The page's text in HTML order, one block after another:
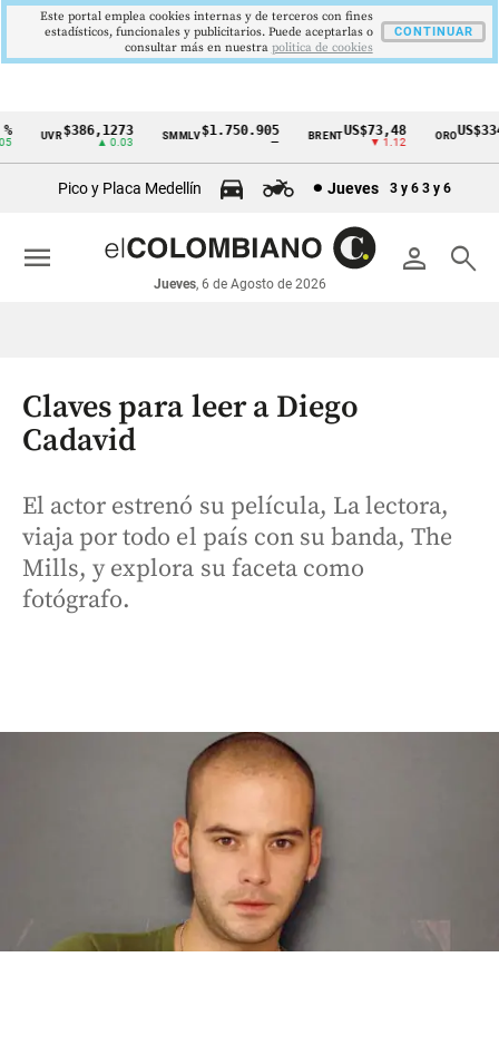
Cintillo
económicos
Colombia
UVR$386,1273
▲ 0.03
SMMLV$1.750.905 BRENTUS$73,48
▼ 1.12
ORO
Pico y Placa Medellín Jueves 3 y 6 3 y 6
person search
Jueves, 6 de Agosto de 2026
menu
Claves para leer a Diego
Cadavid
El actor estrenó su película, La lectora,
viaja por todo el país con su banda, The
Mills, y explora su faceta como
fotógrafo.
Este portal emplea cookies internas y de terceros con fines
estadísticos, funcionales y publicitarios. Puede aceptarlas o
consultar más en nuestra politica de cookies
CONTINUAR